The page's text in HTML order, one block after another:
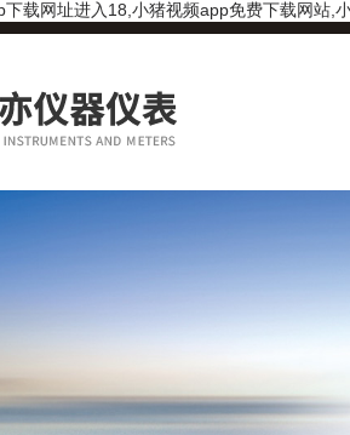
载网址进入18,小猪视频app免费下载网站,